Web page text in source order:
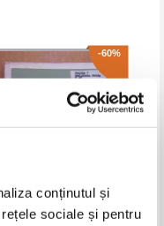
conținutul și
sociale și pentru
-60%